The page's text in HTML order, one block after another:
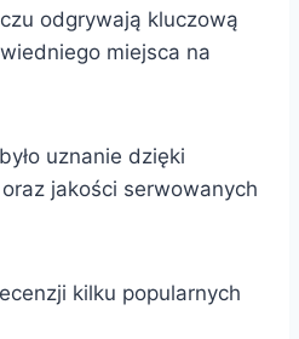
odgrywają kluczową
miejsca na
uznanie dzięki
oraz jakości serwowanych
kilku popularnych